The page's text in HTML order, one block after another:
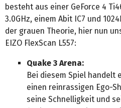
besteht aus einer GeForce 4
3.0GHz, einem Abit IC7 und
der grauen Theorie, hier nun
EIZO FlexScan L557:
Quake 3 Arena:
Bei diesem Spiel handelt
einen reinrassigen Ego-
seine Schnelligkeit und